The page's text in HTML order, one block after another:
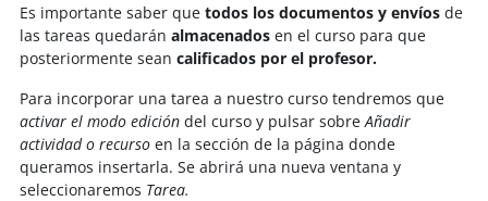
Es importante saber que todos los documentos y envíos de
las tareas quedarán almacenados en el curso para que
posteriormente sean calificados por el profesor.
Para incorporar una tarea a nuestro curso tendremos que
activar el modo edición del curso y pulsar sobre Añadir
actividad o recurso en la sección de la página donde
queramos insertarla. Se abrirá una nueva ventana y
seleccionaremos Tarea.